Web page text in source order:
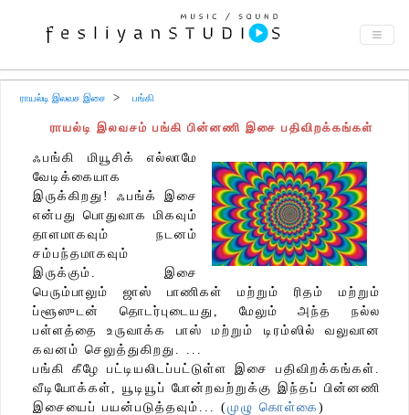
ராயல்டி இலவச இசை பங்கி
ராயல்டி இலவசம் பங்கி பின்னணி இசை பதிவிறக்கங்கள்
ஃபங்கி மியூசிக் எல்லாமே
வேடிக்கையாக
இருக்கிறது! ஃபங்க் இசை
என்பது பொதுவாக மிகவும்
தாளமாகவும் நடனம்
சம்பந்தமாகவும்
இருக்கும். இசை
பெரும்பாலும் ஜாஸ் பாணிகள் மற்றும் ரிதம் மற்றும்
ப்ளூஸுடன் தொடர்புடையது, மேலும் அந்த நல்ல
பள்ளத்தை உருவாக்க பாஸ் மற்றும் டிரம்ஸில் வலுவான
கவனம் செலுத்துகிறது. ...
பங்கி கீழே பட்டியலிடப்பட்டுள்ள இசை பதிவிறக்கங்கள்.
வீடியோக்கள், யூடியூப் போன்றவற்றுக்கு இந்தப் பின்னணி
இசையைப் பயன்படுத்தவும்... (முழு கொள்கை )